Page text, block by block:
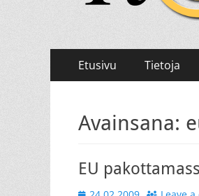
Primary
Menu
Etusivu Tietoja
Avainsana:
EU